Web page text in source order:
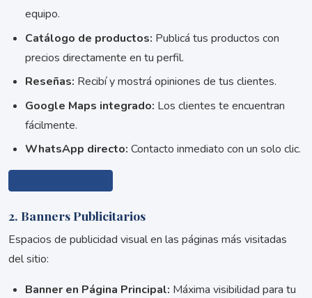
equipo.
Catálogo de productos: Publicá tus productos con
precios directamente en tu perfil.
Reseñas: Recibí y mostrá opiniones de tus clientes.
Google Maps integrado: Los clientes te encuentran
fácilmente.
WhatsApp directo: Contacto inmediato con un solo clic.
2. Banners Publicitarios
Espacios de publicidad visual en las páginas más visitadas
del sitio:
Banner en Página Principal: Máxima visibilidad para tu